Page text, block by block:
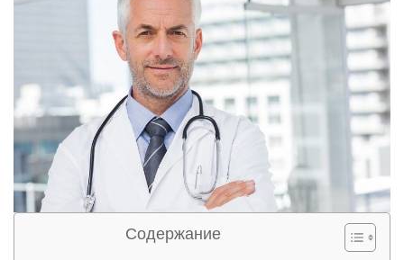
Содержание